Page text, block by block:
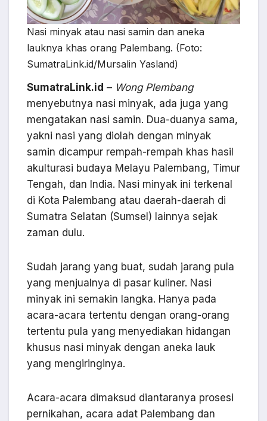
Nasi minyak atau nasi samin dan aneka
lauknya khas orang Palembang. (Foto:
SumatraLink.id/Mursalin Yasland)
SumatraLink.id – Wong Plembang
menyebutnya nasi minyak, ada juga yang
mengatakan nasi samin. Dua-duanya sama,
yakni nasi yang diolah dengan minyak
samin dicampur rempah-rempah khas hasil
akulturasi budaya Melayu Palembang, Timur
Tengah, dan India. Nasi minyak ini terkenal
di Kota Palembang atau daerah-daerah di
Sumatra Selatan (Sumsel) lainnya sejak
zaman dulu.
Sudah jarang yang buat, sudah jarang pula
yang menjualnya di pasar kuliner. Nasi
minyak ini semakin langka. Hanya pada
acara-acara tertentu dengan orang-orang
tertentu pula yang menyediakan hidangan
khusus nasi minyak dengan aneka lauk
yang mengiringinya.
Acara-acara dimaksud diantaranya prosesi
pernikahan, acara adat Palembang dan